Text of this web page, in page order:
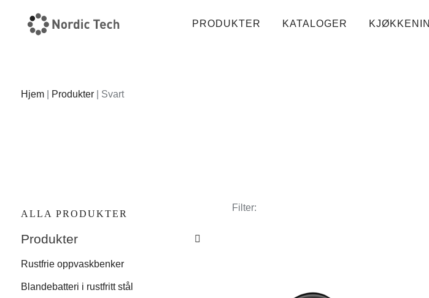
PRODUKTER KATALOGER
Hjem| Produkter| Svart
ALLA PRODUKTER
Produkter
Rustfrie oppvaskbenker
Blandebatteri i rustfritt stål
Filter: